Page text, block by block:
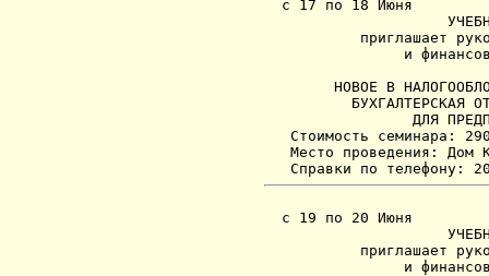
  с 17 по 18 Июня
приглашает
и
НОВОЕ В
БУХГАЛТЕРСКАЯ
ДЛЯ
Стоимость семинара:
Место проведения: Дом
  с 19 по 20 Июня
приглашает
и